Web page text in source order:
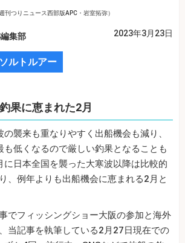
刊つりニュース西部版APC・岩室拓弥）
集部 2023年3月23日
ソルトルアー
果に恵まれた2月
襲来も重なりやすく出船機会も減り、
も低くなるので厳しい釣果となることも
に日本全国を襲った大寒波以降は比較的
、例年よりも出船機会に恵まれる2月と
でフィッシングショー大阪の参加と海外
当記事を執筆している2月27日現在での